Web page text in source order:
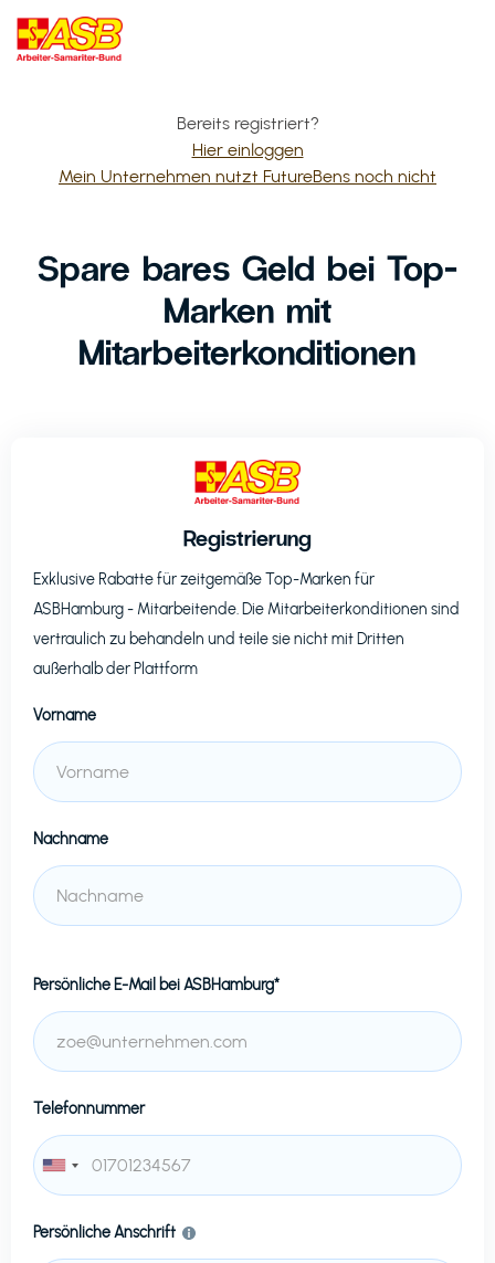
Bereits registriert?
Hier einloggen
Mein Unternehmen nutzt FutureBens noch nicht
Spare bares Geld bei Top-
Marken mit
Mitarbeiterkonditionen
Registrierung
Exklusive Rabatte für zeitgemäße Top-Marken für
ASBHamburg- Mitarbeitende. Die Mitarbeiterkonditionen sind
vertraulich zu behandeln und teile sie nicht mit Dritten
außerhalb der Plattform
Vorname
Nachname
Persönliche E-Mail beiASBHamburg*
Telefonnummer
Persönliche Anschrift